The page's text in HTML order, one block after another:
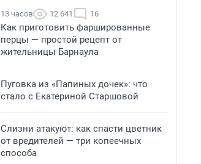
13 часов 12 641 16
Как приготовить фаршированные
перцы — простой рецепт от
жительницы Барнаула
Пуговка из «Папиных дочек»: что
стало с Екатериной Старшовой
Слизни атакуют: как спасти цветник
от вредителей — три копеечных
способа